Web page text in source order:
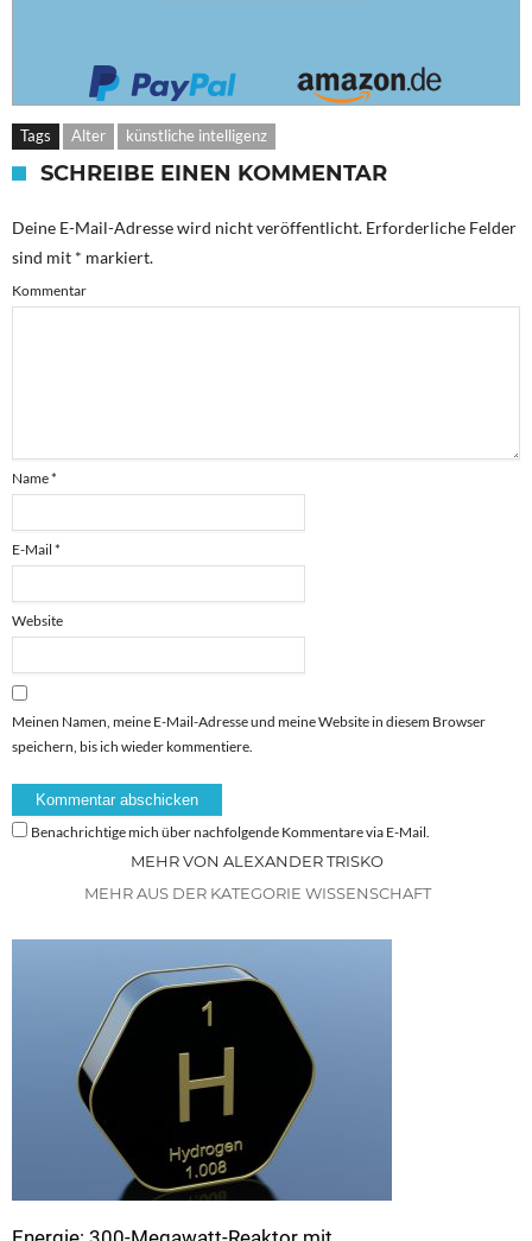
Tags Alter künstliche intelligenz
SCHREIBE EINEN KOMMENTAR
Deine E-Mail-Adresse wird nicht veröffentlicht. Erforderliche Felder
sind mit * markiert.
Kommentar
Name*
E-Mail *
Website
Meinen Namen, meine E-Mail-Adresse und meine Website in diesem Browser
speichern, bis ich wieder kommentiere.
Benachrichtige mich über nachfolgende Kommentare via E-Mail.
MEHR VON ALEXANDER TRISKO
MEHR AUS DER KATEGORIE WISSENSCHAFT